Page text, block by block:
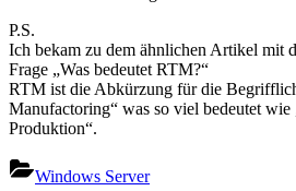
P.S.
Ich bekam zu dem ähnlichen Artikel mit
Frage „Was bedeutet RTM?“
RTM ist die Abkürzung für die
Manufactoring“ was so viel bedeutet
Produktion“.
Windows Server